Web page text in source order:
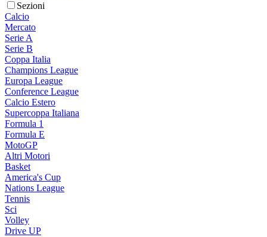
Sezioni
Calcio
Mercato
Serie A
Serie B
Coppa Italia
Champions League
Europa League
Conference League
Calcio Estero
Supercoppa Italiana
Formula 1
Formula E
MotoGP
Altri Motori
Basket
America's Cup
Nations League
Tennis
Sci
Volley
Drive UP